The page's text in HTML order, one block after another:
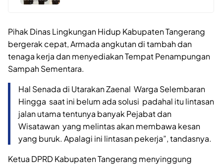
Pihak Dinas Lingkungan Hidup Kabupaten Tangerang
bergerak cepat, Armada angkutan di tambah dan
tenaga kerja dan menyediakan Tempat Penampungan
Sampah Sementara.
Hal Senada di Utarakan Zaenal Warga Selembaran
Hingga saat ini belum ada solusi padahal itu lintasan
jalan utama tentunya banyak Pejabat dan
Wisatawan yang melintas akan membawa kesan
yang buruk. Apalagi ini lintasan pekerja”, tandasnya.
Ketua DPRD Kabupaten Tangerang menyinggung